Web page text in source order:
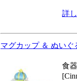
詳
マグカップ ＆ ぬい
食